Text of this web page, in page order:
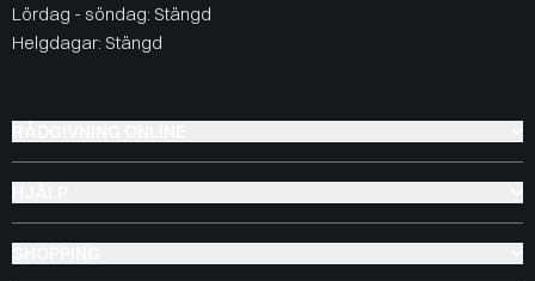
Lördag - söndag: Stängd
Helgdagar: Stängd